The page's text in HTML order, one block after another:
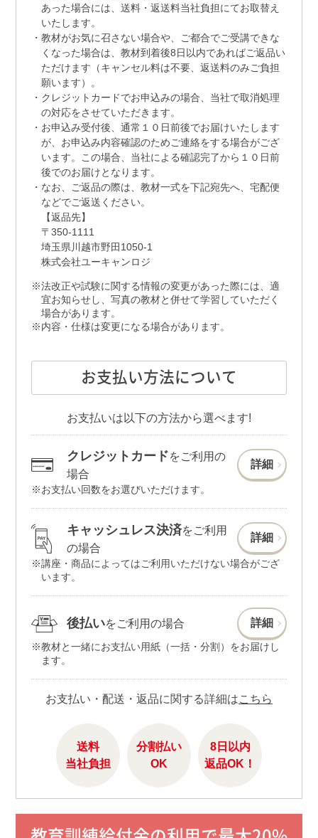
あった場合には、送料・返送料当社負担にてお取替え
いたします。
教材がお気に召さない場合や、ご都合でご受講できな
くなった場合は、教材到着後8日以内であればご返品い
ただけます（キャンセル料は不要、返送料のみご負担
願います）。
クレジットカードでお申込みの場合、当社で取消処理
の対応をさせていただきます。
お申込み受付後、通常１０日前後でお届けいたします
が、お申込み内容確認のためご連絡をする場合がござ
います。この場合、当社による確認完了から１０日前
後でのお届けとなります。
なお、ご返品の際は、教材一式を下記宛先へ、宅配便
などでご返送ください。
【返品先】
〒350-1111
埼玉県川越市野田1050-1
株式会社ユーキャンロジ
法改正や試験に関する情報の変更があった際には、適
宜お知らせし、写真の教材と併せて学習していただく
場合があります。
内容・仕様は変更になる場合があります。
お支払い方法について
お支払いは以下の方法から選べます!
クレジットカードをご利用の
場合
詳細
お支払い回数をお選びいただけます。
キャッシュレス決済をご利用
の場合
詳細
講座・商品によってはご利用いただけない場合がござ
います。
後払いをご利用の場合 詳細
教材と一緒にお支払い用紙（一括・分割）をお届けし
ます。
お支払い・配送・返品に関する詳細はこちら
送料
当社負担
分割払い
OK
8日以内
返品OK！